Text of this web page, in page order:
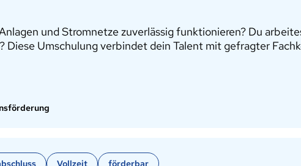
und Stromnetze zuverlässig funktionieren? Du
Diese Umschulung verbindet dein Talent mit gefragter
Vollzeit förderbar